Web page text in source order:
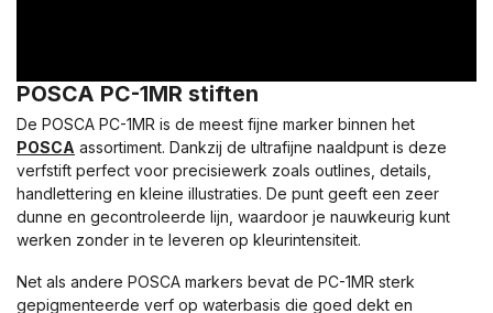
POSCA PC-1MR stiften
De POSCA PC-1MR is de meest fijne marker binnen het
POSCA assortiment. Dankzij de ultrafijne naaldpunt is deze
verfstift perfect voor precisiewerk zoals outlines, details,
handlettering en kleine illustraties. De punt geeft een zeer
dunne en gecontroleerde lijn, waardoor je nauwkeurig kunt
werken zonder in te leveren op kleurintensiteit.
Net als andere POSCA markers bevat de PC-1MR sterk
gepigmenteerde verf op waterbasis die goed dekt en